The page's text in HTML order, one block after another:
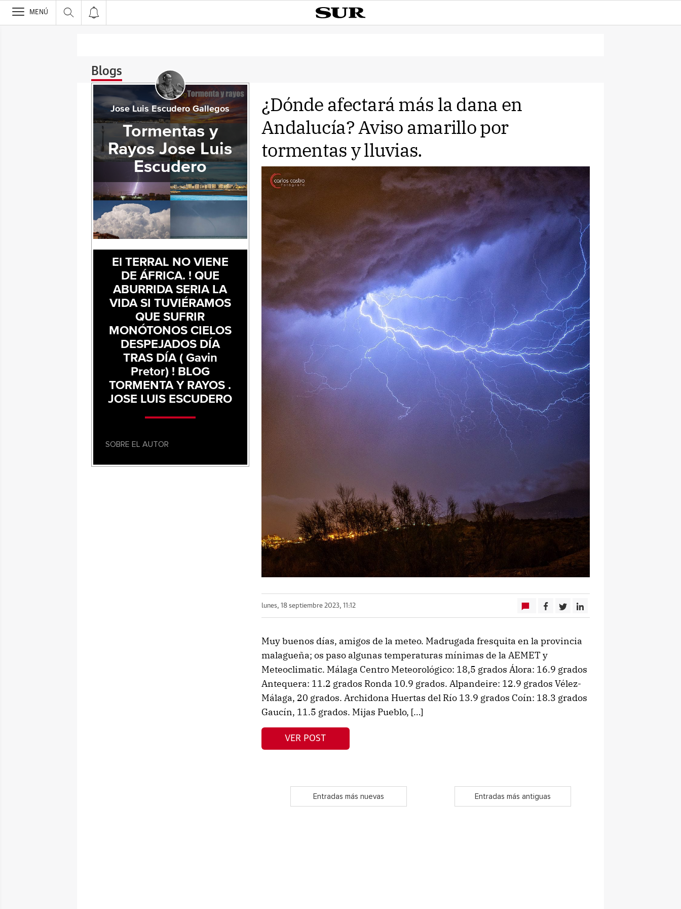
>
MENÚ
Blogs
¿Dónde afectará más la dana en
Andalucía? Aviso amarillo por
tormentas y lluvias.
lunes, 18 septiembre 2023, 11:12
Muy buenos días, amigos de la meteo. Madrugada fresquita en la provincia
malagueña; os paso algunas temperaturas mínimas de la AEMET y
Meteoclimatic. Málaga Centro Meteorológico: 18,5 grados Álora: 16.9 grados
Antequera: 11.2 grados Ronda 10.9 grados. Alpandeire: 12.9 grados Vélez-
Málaga, 20 grados. Archidona Huertas del Río 13.9 grados Coín: 18.3 grados
Gaucín, 11.5 grados. Mijas Pueblo, […]
VER POST
Entradas más nuevas Entradas más antiguas
Jose Luis Escudero Gallegos
Tormentas y
Rayos Jose Luis
Escudero
El TERRAL NO VIENE
DE ÁFRICA. ! QUE
ABURRIDA SERIA LA
VIDA SI TUVIÉRAMOS
QUE SUFRIR
MONÓTONOS CIELOS
DESPEJADOS DÍA
TRAS DÍA ( Gavin
Pretor) ! BLOG
TORMENTA Y RAYOS .
JOSE LUIS ESCUDERO
SOBRE EL AUTOR